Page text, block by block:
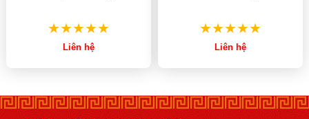
Liên hệ Liên hệ